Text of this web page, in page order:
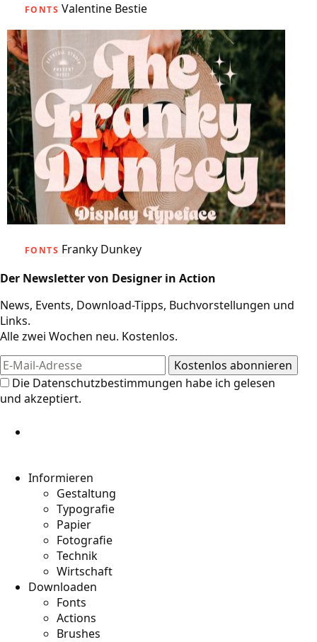
FONTS Valentine Bestie
FONTS Franky Dunkey
Der Newsletter von Designer in Action
News, Events, Download-Tipps, Buchvorstellungen und
Links.
Alle zwei Wochen neu. Kostenlos.
Die Datenschutzbestimmungen habe ich gelesen
und akzeptiert.
Informieren
Gestaltung
Typografie
Papier
Fotografie
Technik
Wirtschaft
Downloaden
Fonts
Actions
Brushes